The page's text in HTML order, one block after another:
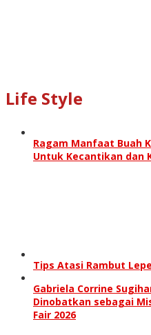
Life Style
Ragam Manfaat Buah
Untuk Kecantikan dan
Tips Atasi Rambut
Gabriela Corrine
Dinobatkan sebagai
Fair 2026